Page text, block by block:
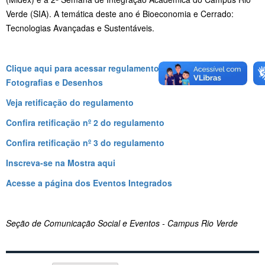
Verde (SIA). A temática deste ano é Bioeconomia e Cerrado:
Tecnologias Avançadas e Sustentáveis.
Clique aqui para acessar regulamento da II Mostra de
Fotografias e Desenhos
Veja retificação do regulamento
Confira retificação nº 2 do regulamento
Confira retificação nº 3 do regulamento
Inscreva-se na Mostra aqui
Acesse a página dos Eventos Integrados
Seção de Comunicação Social e Eventos - Campus Rio Verde